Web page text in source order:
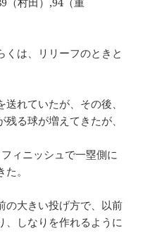
くは、リリーフのときと
れていたが、その後、
る球が増えてきたが、
ィニッシュで一塁側に
。
の大きい投げ方で、以前
、しなりを作れるように